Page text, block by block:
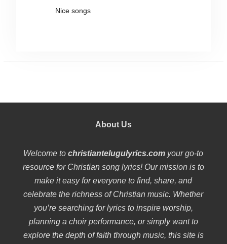
Nice songs
About Us
Welcome tochristiantelugulyrics.com your go-to
resource for Christian song lyrics! Our mission is to
make it easy for everyone to find, share, and
celebrate the richness of Christian music. Whether
you’re searching for lyrics to inspire worship,
planning a choir performance, or simply want to
explore the depth of faith through music, this site is